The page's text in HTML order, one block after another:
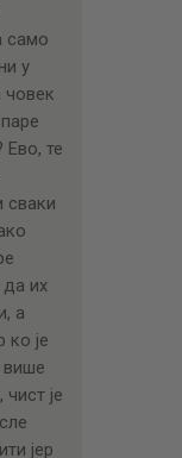
само
у
човек
Ево, те
сваки
да их
а
ко је
је
јер